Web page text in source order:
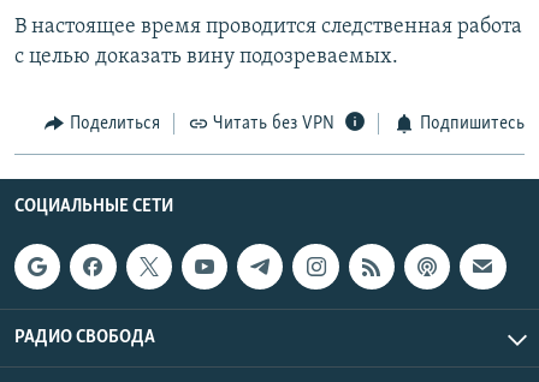
В настоящее время проводится следственная работа
с целью доказать вину подозреваемых.
Поделиться Читать без VPN Подпишитесь
СОЦИАЛЬНЫЕ СЕТИ
РАДИО СВОБОДА